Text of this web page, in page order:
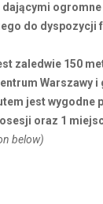
do dyspozycji
zaledwie 150
Warszawy
jest wygodne
oraz 1
below)